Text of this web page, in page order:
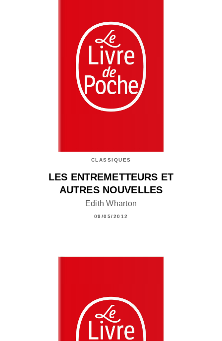
CLASSIQUES
LES ENTREMETTEURS ET
AUTRES NOUVELLES
Edith Wharton
09/05/2012